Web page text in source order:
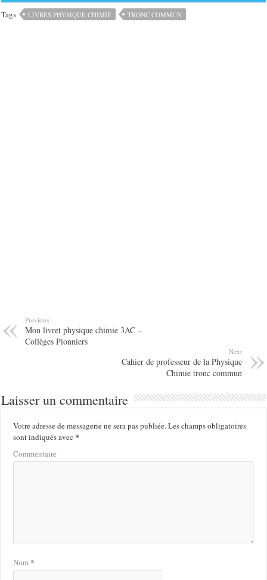
Tags LIVRES PHYSIQUE CHIMIE TRONC COMMUN
Previous
Mon livret physique chimie 3AC –
Collèges Pionniers
Next
Cahier de professeur de la Physique
Chimie tronc commun
Laisser un commentaire
Votre adresse de messagerie ne sera pas publiée.Les champs obligatoires
sont indiqués avec*
Commentaire
Nom *